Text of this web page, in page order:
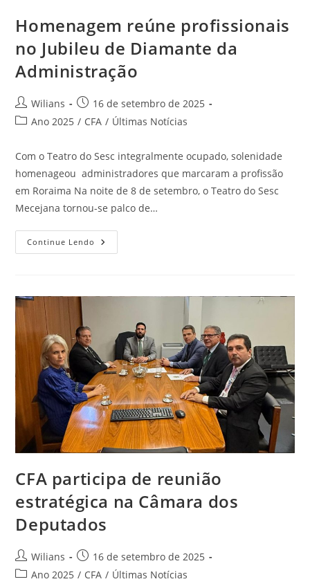
Homenagem reúne profissionais
no Jubileu de Diamante da
Administração
Autor
do
Wilians
Post
publicado:
16 de setembro de 2025
Categoria
post:
Ano 2025 / CFA / Últimas Notícias
Com o Teatro do Sesc integralmente ocupado, solenidade
homenageou administradores que marcaram a profissão
em Roraima Na noite de 8 de setembro, o Teatro do Sesc
Mecejana tornou-se palco de…
Continue Lendo Homenagem
Reúne
Diamante
Administração
CFA participa de reunião
estratégica na Câmara dos
Deputados
Autor
do
Wilians
Post
publicado:
16 de setembro de 2025
Categoria
Ano 2025 / CFA / Últimas Notícias